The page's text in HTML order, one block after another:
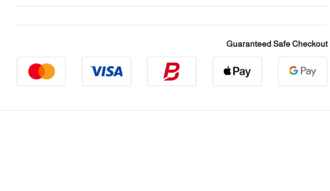
Guaranteed Safe Checkout